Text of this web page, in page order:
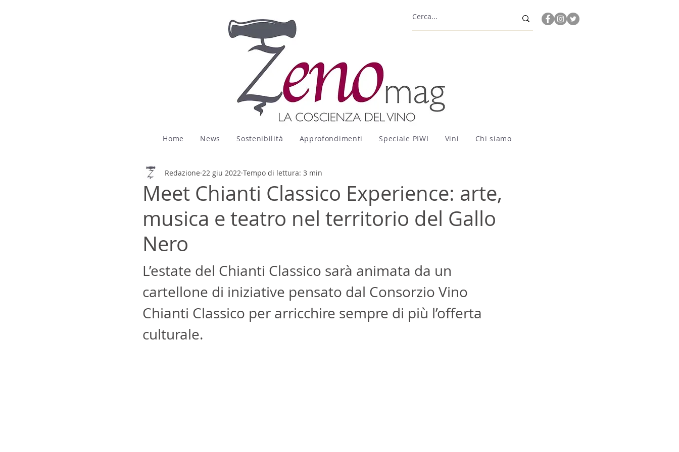
Home News Sostenibilità Approfondimenti Speciale PIWI Vini Chi siamo
Meet Chianti Classico Experience: arte,
musica e teatro nel territorio del Gallo
Nero
Redazione 22 giu 2022 Tempo di lettura: 3 min
L’estate del Chianti Classico sarà animata da un
cartellone di iniziative pensato dal Consorzio Vino
Chianti Classico per arricchire sempre di più l’offerta
culturale.